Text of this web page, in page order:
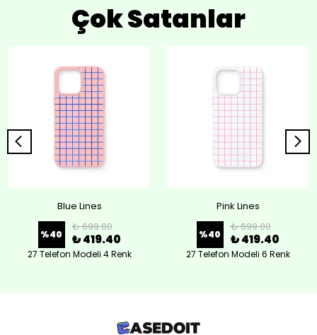
Çok Satanlar
Blue Lines
%40
₺ 699.00
₺ 419.40
27 Telefon Modeli 4 Renk
Pink Lines
%40
₺ 699.00
₺ 419.40
27 Telefon Modeli 6 Renk